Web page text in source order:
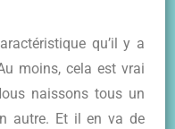
qu’il y a
moins, cela est vrai
naissons tous un
autre. Et il en va de